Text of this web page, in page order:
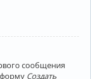
сообщения
форму Создать